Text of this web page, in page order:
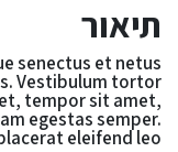
תיאור
senectus et netus
Vestibulum tortor
tempor sit amet,
egestas semper.
eleifend leo.